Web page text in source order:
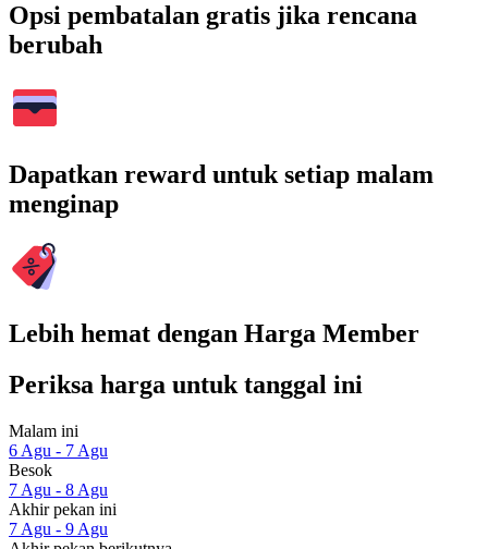
Opsi pembatalan gratis jika rencana
berubah
Dapatkan reward untuk setiap malam
menginap
Lebih hemat dengan Harga Member
Periksa harga untuk tanggal ini
Malam ini
6 Agu - 7 Agu
Besok
7 Agu - 8 Agu
Akhir pekan ini
7 Agu - 9 Agu